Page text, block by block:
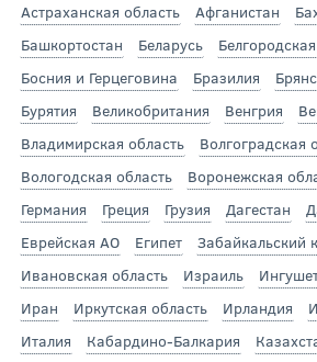
Астраханская область
Афганистан
Башкортостан
Беларусь
Босния и Герцеговина
Бразилия
Бурятия
Великобритания Венгрия
Владимирская область
Волгоградская
Вологодская область
Воронежская
Германия
Греция Грузия Дагестан
Еврейская АО
Египет
Забайкальский
Ивановская область
Израиль
Иран
Иркутская область Ирландия
Италия
Кабардино-Балкария